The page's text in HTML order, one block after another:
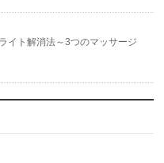
イト解消法～3つのマッサージ